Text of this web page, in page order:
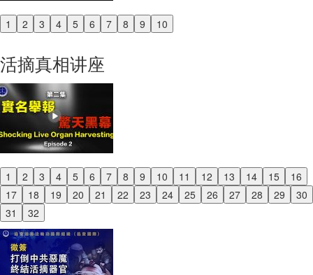
1 2 3 4 5 6 7 8 9 10
Previous
活摘真相讲座
1 2 3 4 5 6 7 8 9 10 11 12 13 14 15
16
17
18 19 20 21 22 23 24 25 26 27 28 29
30
31
32
Previous
Next